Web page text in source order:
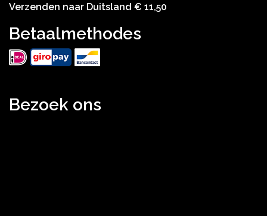
Verzenden naar Duitsland € 11,50
Betaalmethodes
Bezoek ons